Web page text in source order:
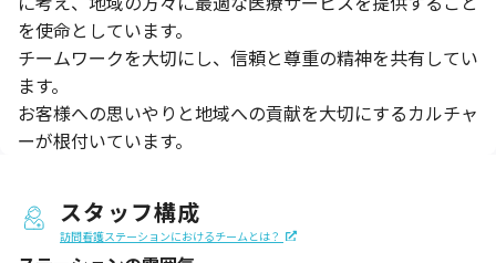
を使命としています。
チームワークを大切にし、信頼と尊重の精神を共有してい
ます。
お客様への思いやりと地域への貢献を大切にするカルチャ
ーが根付いています。
スタッフ構成
訪問看護ステーションにおけるチームとは？